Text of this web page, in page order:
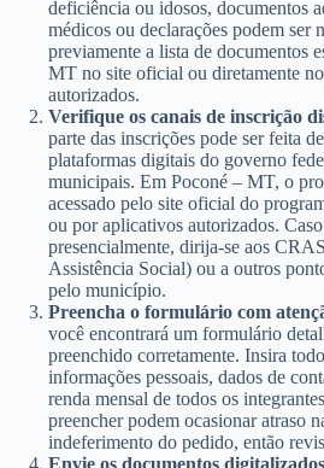
deficiência ou idosos, documentos
médicos ou declarações podem ser
previamente a lista de documentos
MT no site oficial ou diretamente
autorizados.
Verifique os canais de inscrição
parte das inscrições pode ser feita
plataformas digitais do governo
municipais. Em Poconé – MT, o
acessado pelo site oficial do
ou por aplicativos autorizados.
presencialmente, dirija-se aos
Assistência Social) ou a outros
pelo município.
Preencha o formulário com
você encontrará um formulário
preenchido corretamente. Insira
informações pessoais, dados de
renda mensal de todos os
preencher podem ocasionar atraso
indeferimento do pedido, então